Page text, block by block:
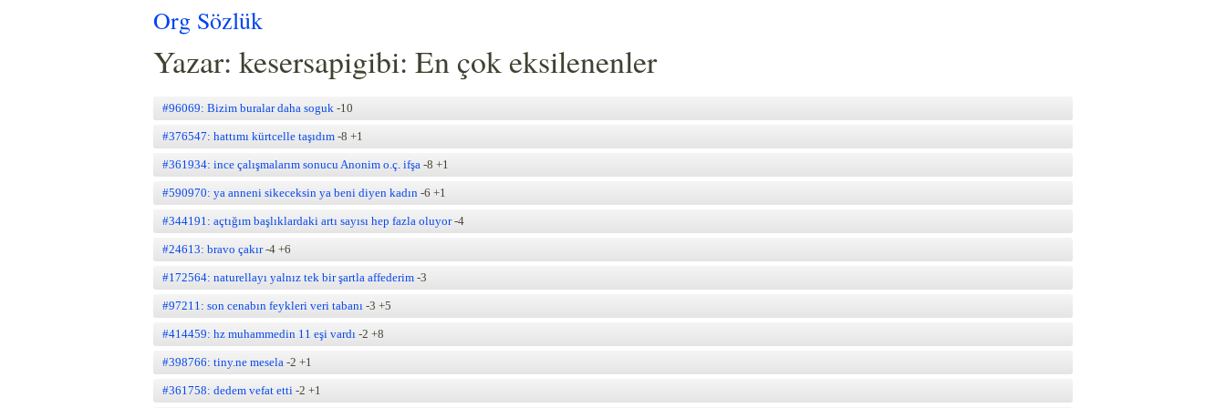
Org Sözlük
Yazar: kesersapigibi: En çok eksilenenler
#96069: Bizim buralar daha soguk -10
#376547: hattımı kürtcelle taşıdım -8 +1
#361934: ince çalışmalarım sonucu Anonim o.ç. ifşa -8 +1
#590970: ya anneni sikeceksin ya beni diyen kadın -6 +1
#344191: açtığım başlıklardaki artı sayısı hep fazla oluyor -4
#24613: bravo çakır -4 +6
#172564: naturellayı yalnız tek bir şartla affederim -3
#97211: son cenabın feykleri veri tabanı -3 +5
#414459: hz muhammedin 11 eşi vardı -2 +8
#398766: tiny.ne mesela -2 +1
#361758: dedem vefat etti -2 +1